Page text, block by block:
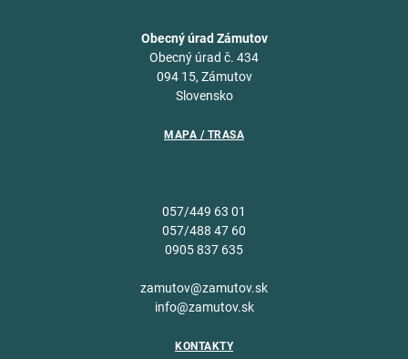
Obecný úrad Zámutov
Obecný úrad č. 434
094 15, Zámutov
Slovensko
MAPA / TRASA
057/449 63 01
057/488 47 60
0905 837 635
zamutov@zamutov.sk
info@zamutov.sk
KONTAKTY